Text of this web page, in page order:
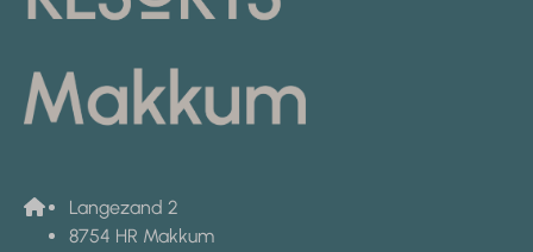
Langezand 2
8754 HR Makkum